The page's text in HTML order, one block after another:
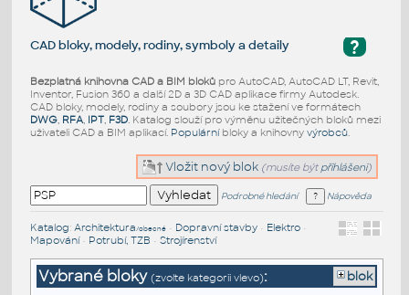
?
CAD bloky, modely, rodiny, symboly a detaily
Bezplatná knihovna CAD a BIM blokůpro AutoCAD, AutoCAD LT, Revit,
Inventor, Fusion 360 a další 2D a 3D CAD aplikace firmy Autodesk.
CAD bloky, modely, rodiny a soubory jsou ke stažení ve formátech
DWG, RFA, IPT, F3D. Katalog slouží pro výměnu užitečných bloků mezi
uživateli CAD a BIM aplikací. Populárníbloky a knihovny výrobců.
Vložit nový blok (musíte být přihlášeni)
Podrobné hledání Nápověda
Katalog: Architektura/obecné• Dopravní stavby• Elektro•
Mapování• Potrubí, TZB • Strojírenství
Vybrané bloky (zvolte kategorii vlevo): blok